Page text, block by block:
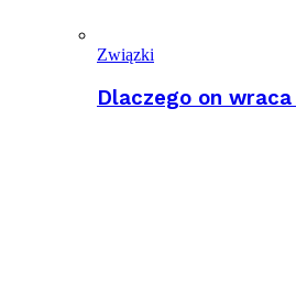
Związki
Dlaczego on